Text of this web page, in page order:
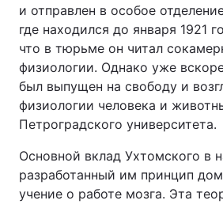
и отправлен в особое
где находился до января 1921
что в тюрьме он читал
физиологии. Однако уже
был выпущен на свободу и
физиологии человека и
Петроградского университета.
Основной вклад Ухтомского в
разработанный им принцип
учение о работе мозга. Эта